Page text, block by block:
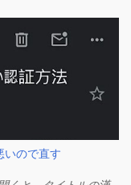
ル（取り消し線の書
入力してみます。 今
るメニューの
（「command + ,
きます。 「編集オプ
いので直す